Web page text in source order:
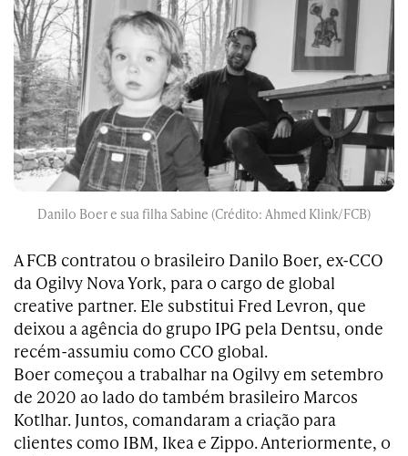
Danilo Boer e sua filha Sabine (Crédito: Ahmed Klink/FCB)
A FCB contratou o brasileiro Danilo Boer, ex-CCO
da Ogilvy Nova York, para o cargo de global
creative partner. Ele substitui Fred Levron, que
deixou a agência do grupo IPG pela Dentsu, onde
recém-assumiu como CCO global.
Boer começou a trabalhar na Ogilvy em setembro
de 2020 ao lado do também brasileiro Marcos
Kotlhar. Juntos, comandaram a criação para
clientes como IBM, Ikea e Zippo. Anteriormente, o